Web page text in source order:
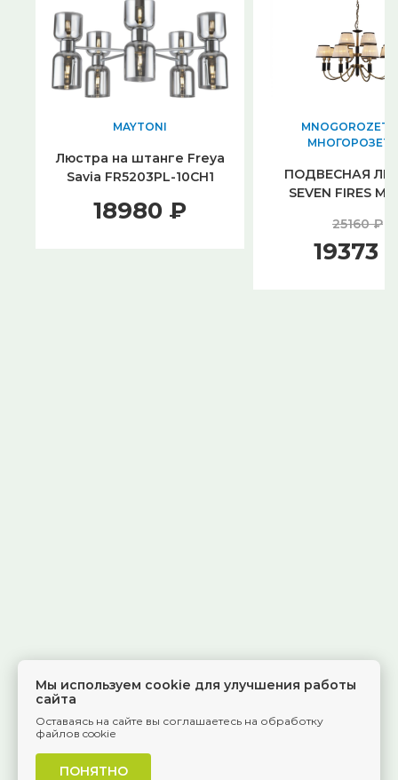
MAYTONI
Люстра на штанге Freya
Savia FR5203PL-10CH1
18980 ₽
ПОДВЕСНАЯ
SEVEN FIRES
25160 ₽
19373
Мы используем cookie для улучшения работы
сайта
Оставаясь на сайте вы соглашаетесь на обработку
файлов cookie
ПОНЯТНО